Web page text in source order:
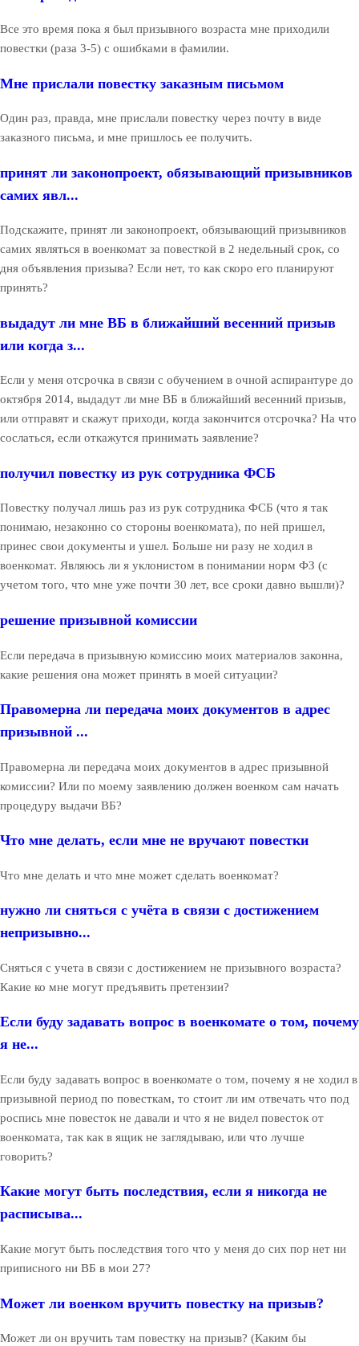
Все это время пока я был призывного возраста мне приходили
повестки (раза 3-5) с ошибками в фамилии.
Мне прислали повестку заказным письмом
Один раз, правда, мне прислали повестку через почту в виде
заказного письма, и мне пришлось ее получить.
принят ли законопроект, обязывающий призывников
самих явл...
Подскажите, принят ли законопроект, обязывающий призывников
самих являться в военкомат за повесткой в 2 недельный срок, со
дня объявления призыва? Если нет, то как скоро его планируют
принять?
выдадут ли мне ВБ в ближайший весенний призыв
или когда з...
Если у меня отсрочка в связи с обучением в очной аспирантуре до
октября 2014, выдадут ли мне ВБ в ближайший весенний призыв,
или отправят и скажут приходи, когда закончится отсрочка? На что
сослаться, если откажутся принимать заявление?
получил повестку из рук сотрудника ФСБ
Повестку получал лишь раз из рук сотрудника ФСБ (что я так
понимаю, незаконно со стороны военкомата), по ней пришел,
принес свои документы и ушел. Больше ни разу не ходил в
военкомат. Являюсь ли я уклонистом в понимании норм ФЗ (с
учетом того, что мне уже почти 30 лет, все сроки давно вышли)?
решение призывной комиссии
Если передача в призывную комиссию моих материалов законна,
какие решения она может принять в моей ситуации?
Правомерна ли передача моих документов в адрес
призывной ...
Правомерна ли передача моих документов в адрес призывной
комиссии? Или по моему заявлению должен военком сам начать
процедуру выдачи ВБ?
Что мне делать, если мне не вручают повестки
Что мне делать и что мне может сделать военкомат?
нужно ли сняться с учёта в связи с достижением
непризывно...
Сняться с учета в связи с достижением не призывного возраста?
Какие ко мне могут предъявить претензии?
Если буду задавать вопрос в военкомате о том, почему
я не...
Если буду задавать вопрос в военкомате о том, почему я не ходил в
призывной период по повесткам, то стоит ли им отвечать что под
роспись мне повесток не давали и что я не видел повесток от
военкомата, так как в ящик не заглядываю, или что лучше
говорить?
Какие могут быть последствия, если я никогда не
расписыва...
Какие могут быть последствия того что у меня до сих пор нет ни
приписного ни ВБ в мои 27?
Может ли военком вручить повестку на призыв?
Может ли он вручить там повестку на призыв? (Каким бы